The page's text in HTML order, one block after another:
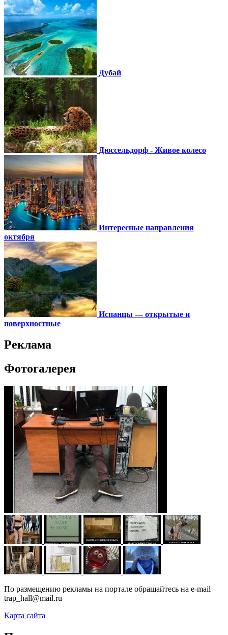
Дубай
Дюссельдорф - Живое колесо
Интересные направления
октября
Испанцы — открытые и
поверхностные
Реклама
Фотогалерея
По размещению рекламы на портале обращайтесь на e-mail
trap_hall@mail.ru
Карта сайта